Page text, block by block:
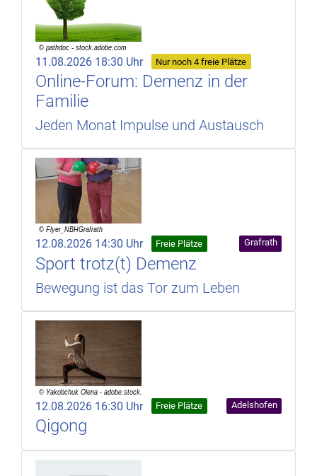
11.08.2026 18:30 Uhr Nur noch 4 freie Plätze
Online-Forum: Demenz in der
Familie
Jeden Monat Impulse und Austausch
12.08.2026 14:30 Uhr Freie Plätze Grafrath
Sport trotz(t) Demenz
Bewegung ist das Tor zum Leben
12.08.2026 16:30 Uhr Freie Plätze Adelshofen
Qigong